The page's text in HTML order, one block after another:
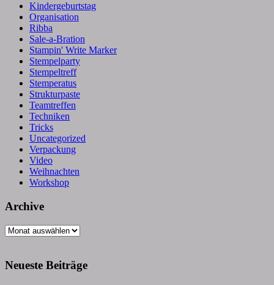
Kindergeburtstag
Organisation
Ribba
Sale-a-Bration
Stampin' Write Marker
Stempelparty
Stempeltreff
Stemperatus
Strukturpaste
Teamtreffen
Techniken
Tricks
Uncategorized
Verpackung
Video
Weihnachten
Workshop
Archive
Archive
Neueste Beiträge